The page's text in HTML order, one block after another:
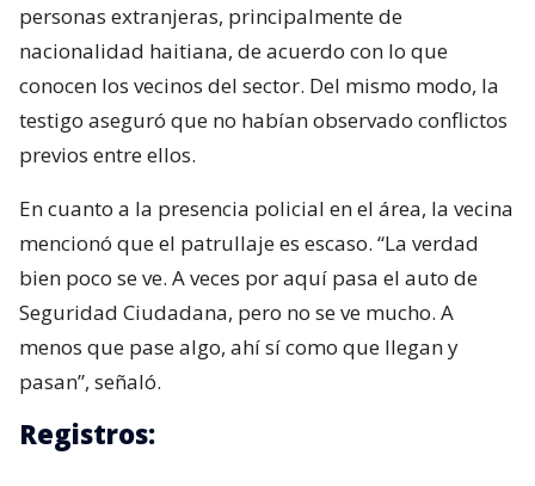
personas extranjeras, principalmente de
nacionalidad haitiana, de acuerdo con lo que
conocen los vecinos del sector. Del mismo modo, la
testigo aseguró que no habían observado conflictos
previos entre ellos.
En cuanto a la presencia policial en el área, la vecina
mencionó que el patrullaje es escaso. “La verdad
bien poco se ve. A veces por aquí pasa el auto de
Seguridad Ciudadana, pero no se ve mucho. A
menos que pase algo, ahí sí como que llegan y
pasan”, señaló.
Registros: